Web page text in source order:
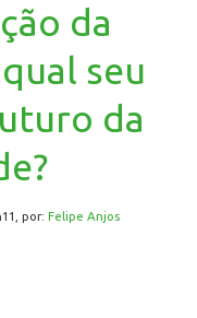
da
seu
da
por: Felipe Anjos